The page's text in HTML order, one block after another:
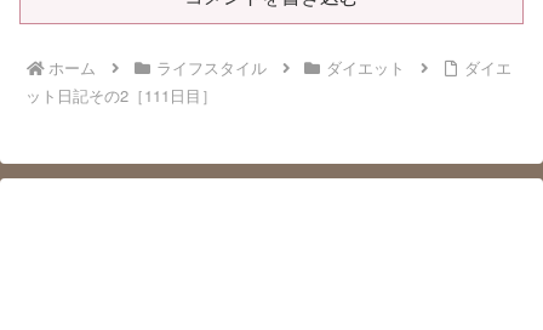
ホーム ライフスタイル ダイエット
ダイエ
ット日記その2［111日目］